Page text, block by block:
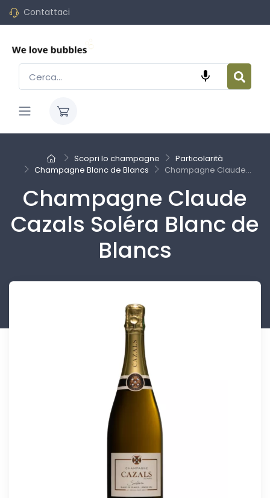
Contattaci

Scopri lo champagne
Particolarità
Champagne Blanc de Blancs
Champagne Claude...
Champagne Claude
Cazals Soléra Blanc de
Blancs